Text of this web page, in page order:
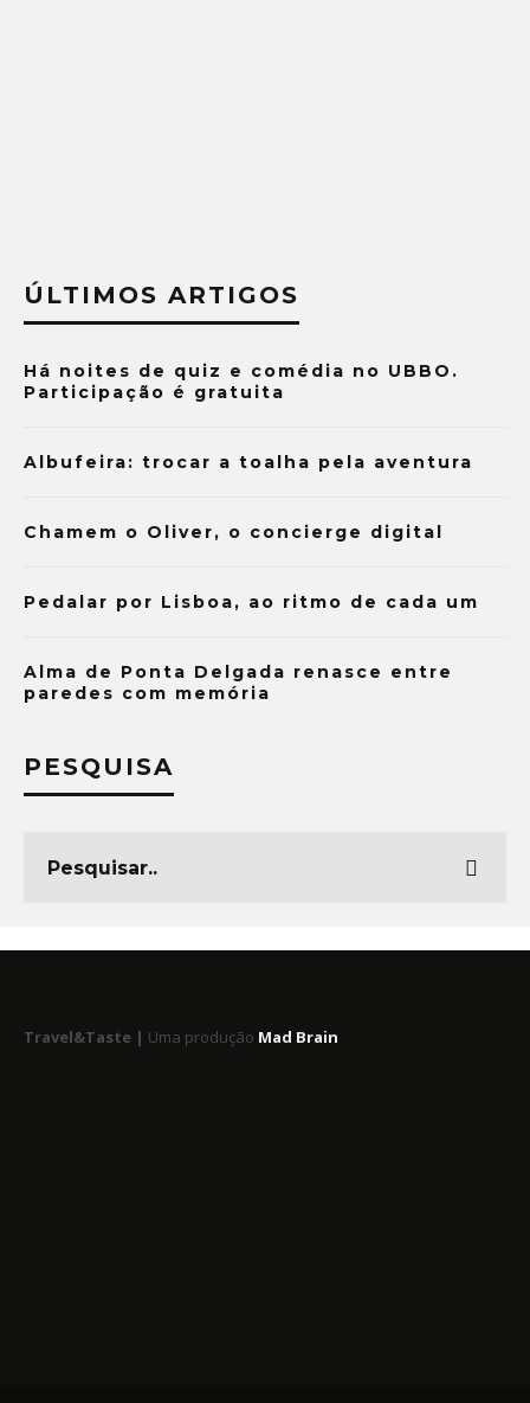
ÚLTIMOS ARTIGOS
Há noites de quiz e comédia no UBBO.
Participação é gratuita
Albufeira: trocar a toalha pela aventura
Chamem o Oliver, o concierge digital
Pedalar por Lisboa, ao ritmo de cada um
Alma de Ponta Delgada renasce entre
paredes com memória
PESQUISA
Travel&Taste | Uma produção Mad Brain